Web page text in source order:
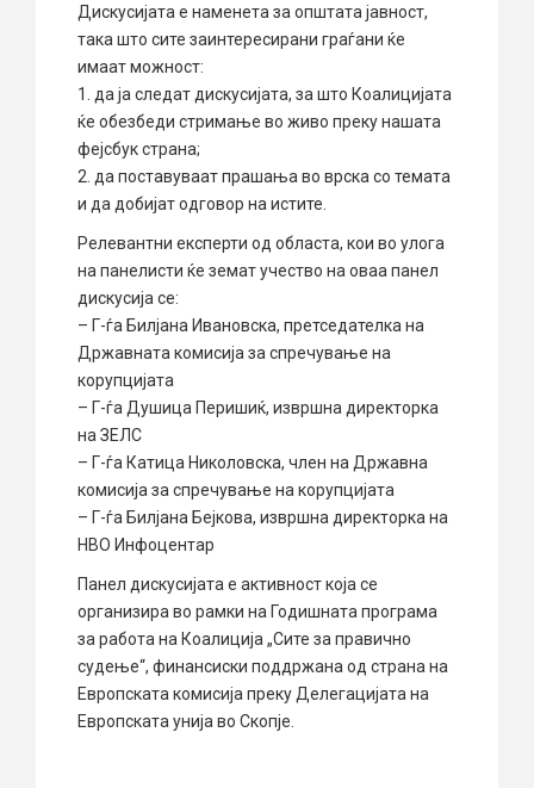
Дискусијата е наменета за општата јавност,
така што сите заинтересирани граѓани ќе
имаат можност:
1. да ја следат дискусијата, за што Коалицијата
ќе обезбеди стримање во живо преку нашата
фејсбук страна;
2. да поставуваат прашања во врска со темата
и да добијат одговор на истите.
Релевантни експерти од областа, кои во улога
на панелисти ќе земат учество на оваа панел
дискусија се:
– Г-ѓа Билјана Ивановска, претседателка на
Државната комисија за спречување на
корупцијата
– Г-ѓа Душица Перишиќ, извршна директорка
на ЗЕЛС
– Г-ѓа Катица Николовска, член на Државна
комисија за спречување на корупцијата
– Г-ѓа Билјана Бејкова, извршна директорка на
НВО Инфоцентар
Панел дискусијата е активност која се
организира во рамки на Годишната програма
за работа на Коалиција „Сите за правично
судење“, финансиски поддржана од страна на
Европската комисија преку Делегацијата на
Европската унија во Скопје.